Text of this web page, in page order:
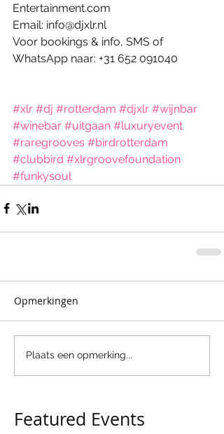
Entertainment.com
Email: info@djxlr.nl
Voor bookings & info, SMS of
WhatsApp naar: +31 652 091040
#xlr #dj #rotterdam #djxlr #wijnbar
#winebar #uitgaan #luxuryevent
#raregrooves #birdrotterdam
#clubbird #xlrgroovefoundation
#funkysoul
Opmerkingen
Plaats een opmerking...
Featured Events